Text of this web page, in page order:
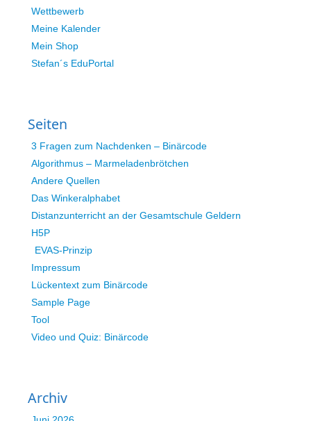
Wettbewerb
Meine Kalender
Mein Shop
Stefan´s EduPortal
Seiten
3 Fragen zum Nachdenken – Binärcode
Algorithmus – Marmeladenbrötchen
Andere Quellen
Das Winkeralphabet
Distanzunterricht an der Gesamtschule Geldern
H5P
EVAS-Prinzip
Impressum
Lückentext zum Binärcode
Sample Page
Tool
Video und Quiz: Binärcode
Archiv